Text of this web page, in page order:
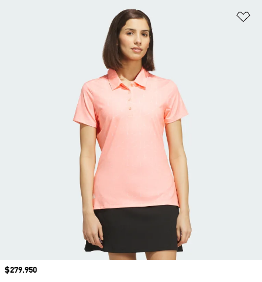
Precio
$279.950